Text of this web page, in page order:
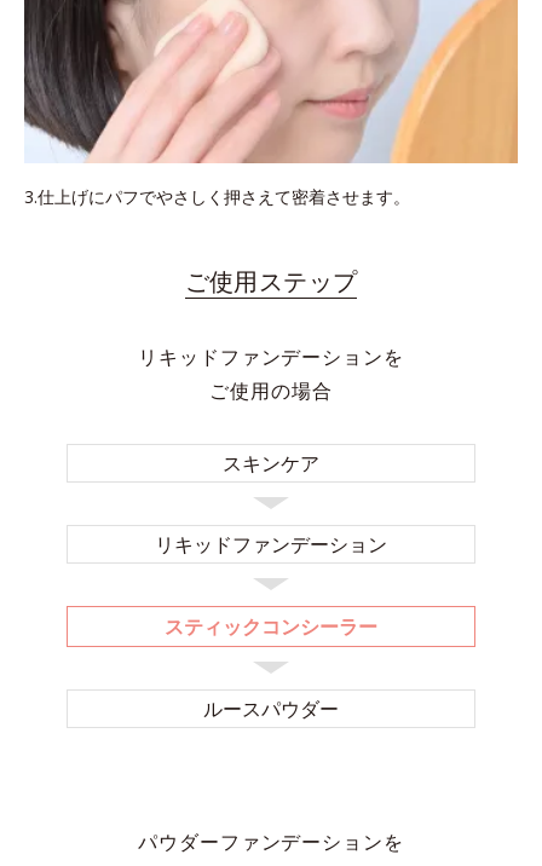
3.仕上げにパフでやさしく押さえて密着させます。
ご使用ステップ
リキッドファンデーションを
ご使用の場合
スキンケア
リキッドファンデーション
スティックコンシーラー
ルースパウダー
パウダーファンデーションを